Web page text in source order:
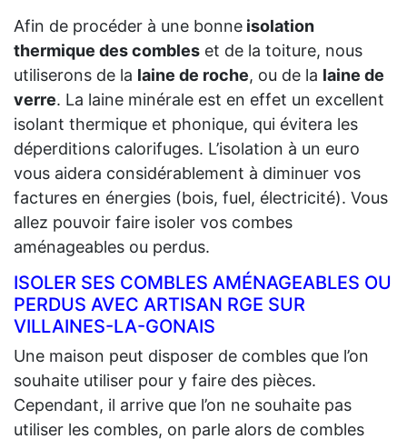
Afin de procéder à une bonne isolation
thermique des combles et de la toiture, nous
utiliserons de la laine de roche, ou de la laine de
verre. La laine minérale est en effet un excellent
isolant thermique et phonique, qui évitera les
déperditions calorifuges. L’isolation à un euro
vous aidera considérablement à diminuer vos
factures en énergies (bois, fuel, électricité). Vous
allez pouvoir faire isoler vos combes
aménageables ou perdus.
ISOLER SES COMBLES AMÉNAGEABLES OU
PERDUS AVEC ARTISAN RGE SUR
VILLAINES-LA-GONAIS
Une maison peut disposer de combles que l’on
souhaite utiliser pour y faire des pièces.
Cependant, il arrive que l’on ne souhaite pas
utiliser les combles, on parle alors de combles